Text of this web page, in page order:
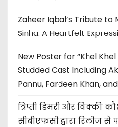
Zaheer Iqbal’s Tribute to
Sinha: A Heartfelt
New Poster for “Khel
Studded Cast Including
Pannu, Fardeen Khan,
त्रिप्ती डिमरी और विक्की
सीबीएफसी द्वारा रिलीज